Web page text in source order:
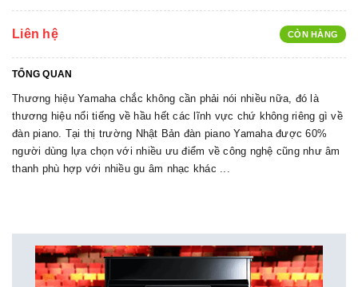
Liên hệ CÒN HÀNG
TỔNG QUAN
Thương hiệu Yamaha chắc không cần phải nói nhiều nữa, đó là
thương hiệu nổi tiếng về hầu hết các lĩnh vực chứ không riêng gì về
đàn piano. Tại thị trường Nhật Bản đàn piano Yamaha được 60%
người dùng lựa chọn với nhiều ưu điểm về công nghệ cũng như âm
thanh phù hợp với nhiều gu âm nhạc khác ...